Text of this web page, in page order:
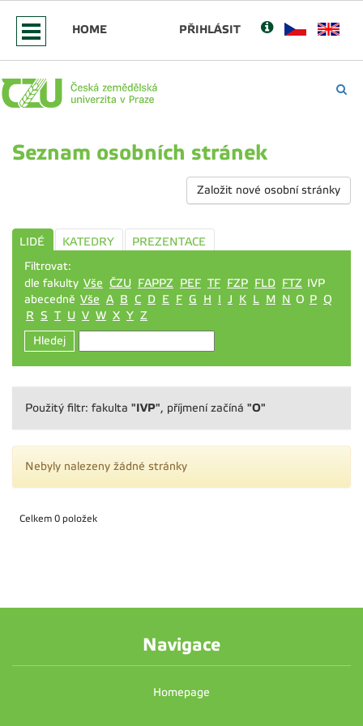
HOME PŘIHLÁSIT
Seznam osobních stránek
Založit nové osobní stránky
LIDÉ KATEDRY
PREZENTACE
Filtrovat:
dle fakulty Vše ČZU FAPPZ PEF TF FZP FLD FTZ IVP
abecedně Vše A B C D E F G H I J K L M N O P Q
R S T U V W X Y Z
Hledej
Použitý filtr: fakulta "IVP", příjmení začíná "O"
Nebyly nalezeny žádné stránky
Celkem 0 položek
Navigace
Homepage